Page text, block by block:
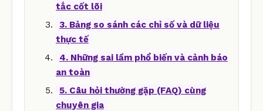
tắc cốt lõi
3. Bảng so sánh các chỉ số và dữ liệu
thực tế
4. Những sai lầm phổ biến và cảnh báo
an toàn
5. Câu hỏi thường gặp (FAQ) cùng
chuyên gia